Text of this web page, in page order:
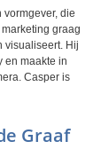
die
graag
visualiseert. Hij
en maakte in
Casper is
Graaf